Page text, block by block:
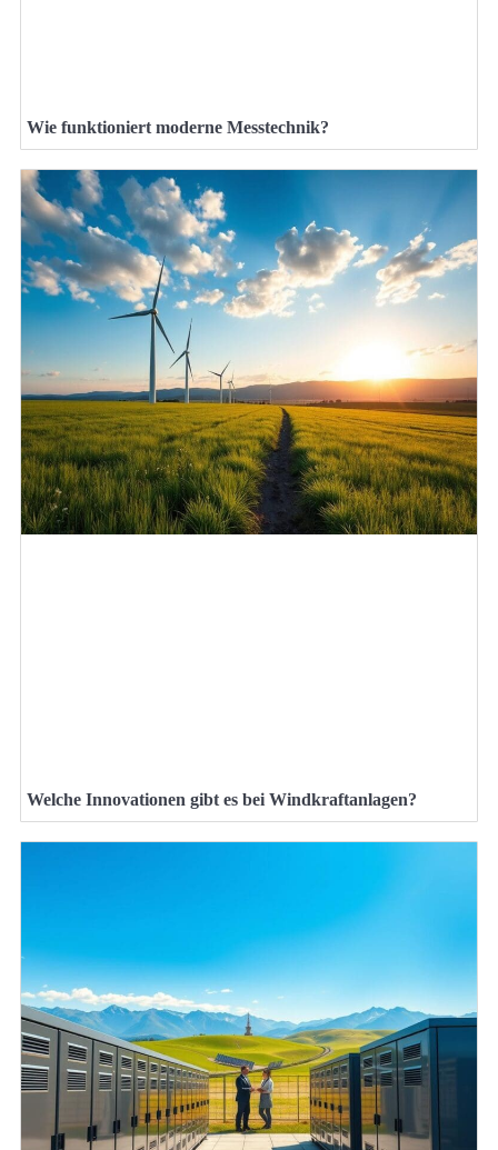
Wie funktioniert moderne Messtechnik?
Welche Innovationen gibt es bei Windkraftanlagen?